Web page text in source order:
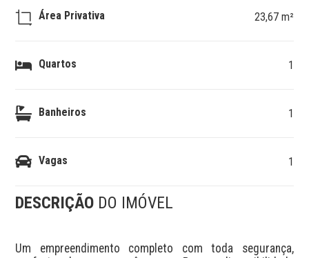
Área Privativa 23,67 m²
Quartos 1
Banheiros 1
Vagas 1
DESCRIÇÃO DO IMÓVEL
Um empreendimento completo com toda segurança,